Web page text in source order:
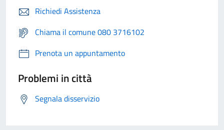
Richiedi Assistenza
Chiama il comune 080 3716102
Prenota un appuntamento
Problemi in città
Segnala disservizio